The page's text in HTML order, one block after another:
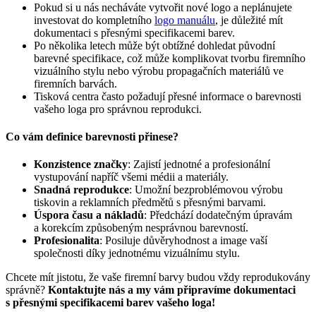
Pokud si u nás necháváte vytvořit nové logo a neplánujete
investovat do kompletního logo manuálu, je důležité mít
dokumentaci s přesnými specifikacemi barev.
Po několika letech může být obtížné dohledat původní
barevné specifikace, což může komplikovat tvorbu firemního
vizuálního stylu nebo výrobu propagačních materiálů ve
firemních barvách.
Tisková centra často požadují přesné informace o barevnosti
vašeho loga pro správnou reprodukci.
Co vám definice barevnosti přinese?
Konzistence značky: Zajistí jednotné a profesionální
vystupování napříč všemi médii a materiály.
Snadná reprodukce: Umožní bezproblémovou výrobu
tiskovin a reklamních předmětů s přesnými barvami.
Úspora času a nákladů: Předchází dodatečným úpravám
a korekcím způsobeným nesprávnou barevností.
Profesionalita: Posiluje důvěryhodnost a image vaší
společnosti díky jednotnému vizuálnímu stylu.
Chcete mít jistotu, že vaše firemní barvy budou vždy reprodukovány
správně? Kontaktujte nás a my vám připravíme dokumentaci
s přesnými specifikacemi barev vašeho loga!